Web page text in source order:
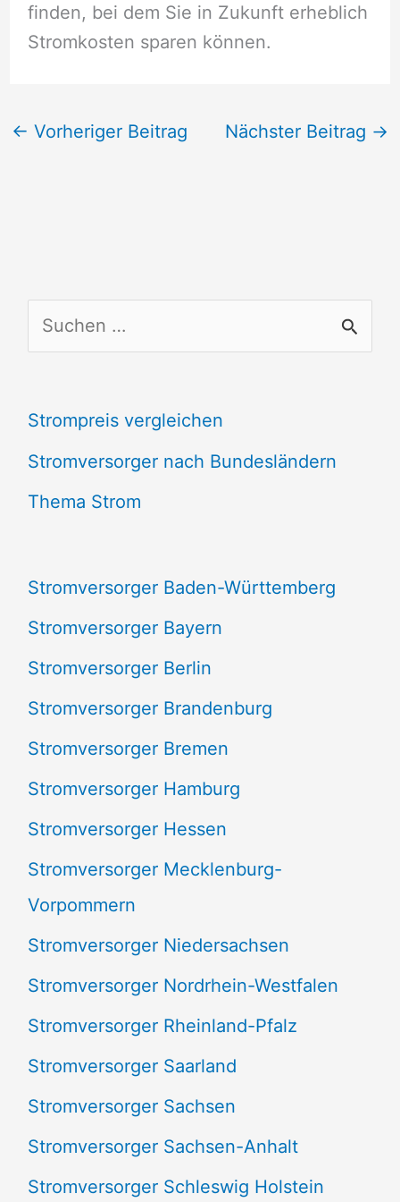
finden, bei dem Sie in Zukunft erheblich
Stromkosten sparen können.
← Vorheriger Beitrag Nächster Beitrag →
u
h
e
n
h
:
Strompreis vergleichen
Stromversorger nach Bundesländern
Thema Strom
Stromversorger Baden-Württemberg
Stromversorger Bayern
Stromversorger Berlin
Stromversorger Brandenburg
Stromversorger Bremen
Stromversorger Hamburg
Stromversorger Hessen
Stromversorger Mecklenburg-
Vorpommern
Stromversorger Niedersachsen
Stromversorger Nordrhein-Westfalen
Stromversorger Rheinland-Pfalz
Stromversorger Saarland
Stromversorger Sachsen
Stromversorger Sachsen-Anhalt
Stromversorger Schleswig Holstein